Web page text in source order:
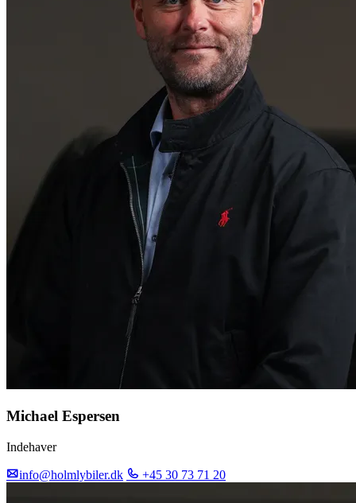
Michael Espersen
Indehaver
info@holmlybiler.dk +45 30 73 71 20